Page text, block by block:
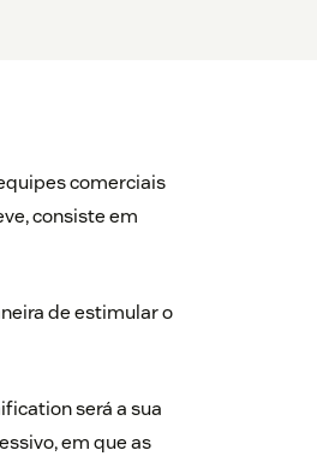
comerciais
consiste em
de estimular o
será a sua
em que as